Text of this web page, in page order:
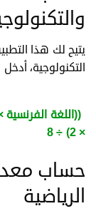
يتيح لك هذا
التكنولوجية،
× 2) ÷ 8
حساب
الرياضية